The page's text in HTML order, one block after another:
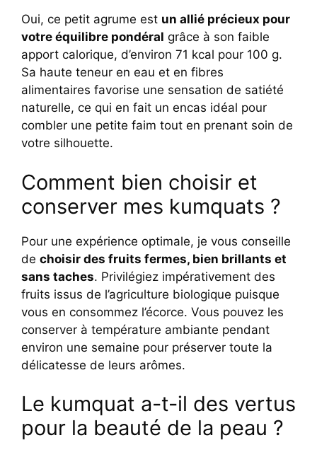
Oui, ce petit agrume est un allié précieux pour
votre équilibre pondéral grâce à son faible
apport calorique, d’environ 71 kcal pour 100 g.
Sa haute teneur en eau et en fibres
alimentaires favorise une sensation de satiété
naturelle, ce qui en fait un encas idéal pour
combler une petite faim tout en prenant soin de
votre silhouette.
Comment bien choisir et
conserver mes kumquats ?
Pour une expérience optimale, je vous conseille
de choisir des fruits fermes, bien brillants et
sans taches. Privilégiez impérativement des
fruits issus de l’agriculture biologique puisque
vous en consommez l’écorce. Vous pouvez les
conserver à température ambiante pendant
environ une semaine pour préserver toute la
délicatesse de leurs arômes.
Le kumquat a-t-il des vertus
pour la beauté de la peau ?